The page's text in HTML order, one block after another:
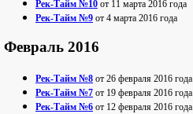
Рек-Тайм №10 от 11 марта 2016 года
Рек-Тайм №9 от 4 марта 2016 года
Февраль 2016
Рек-Тайм №8 от 26 февраля 2016 года
Рек-Тайм №7 от 19 февраля 2016 года
Рек-Тайм №6 от 12 февраля 2016 года